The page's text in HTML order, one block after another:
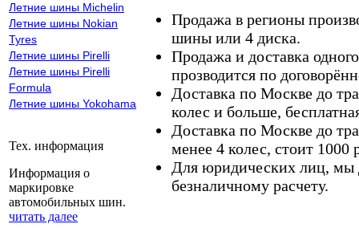
Летние шины Michelin
Летние шины Nokian
Tyres
Летние шины Pirelli
Летние шины Pirelli
Formula
Летние шины Yokohama
Тех. информация
Информация о
маркировке
автомобильных шин.
читать далее
Продажа в регионы
шины или 4 диска.
Продажа и доставка
прозводится по
Доставка по Москве до
колес и больше,
Доставка по Москве до
менее 4 колес, стоит 1000
Для юридических лиц, мы
безналичному расчету.